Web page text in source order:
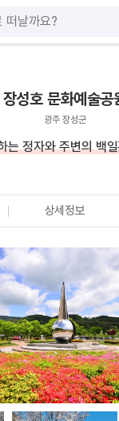
장성호 문화예술공
광주 장성군
는 정자와 주변의 백
상세정보